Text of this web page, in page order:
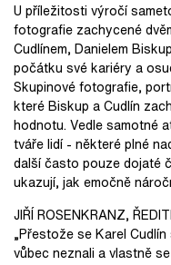
U příležitosti výročí
fotografie zachycené
Cudlínem, Danielem
počátku své kariéry a
Skupinové fotografie,
které Biskup a Cudlín
hodnotu. Vedle samotné
tváře lidí - některé plné
další často pouze dojaté
ukazují, jak emočně
JIŘÍ ROSENKRANZ,
„Přestože se Karel
vůbec neznali a vlastně